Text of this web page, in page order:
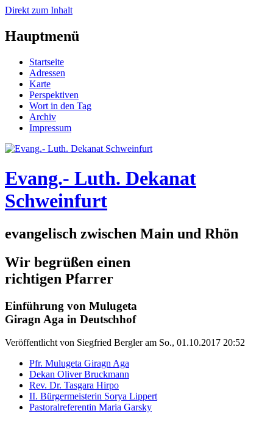
Direkt zum Inhalt
Hauptmenü
Startseite
Adressen
Karte
Perspektiven
Wort in den Tag
Archiv
Impressum
Evang.- Luth. Dekanat
Schweinfurt
evangelisch zwischen Main und Rhön
Wir begrüßen einen
richtigen Pfarrer
Einführung von Mulugeta
Giragn Aga in Deutschhof
Veröffentlicht von Siegfried Bergleram So., 01.10.2017 20:52
Pfr. Mulugeta Giragn Aga
Dekan Oliver Bruckmann
Rev. Dr. Tasgara Hirpo
II. Bürgermeisterin Sorya Lippert
Pastoralreferentin Maria Garsky